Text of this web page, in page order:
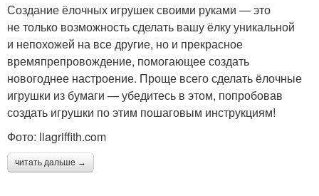
Создание ёлочных игрушек своими руками — это
не только возможность сделать вашу ёлку уникальной
и непохожей на все другие, но и прекрасное
времяпрепровождение, помогающее создать
новогоднее настроение. Проще всего сделать ёлочные
игрушки из бумаги — убедитесь в этом, попробовав
создать игрушки по этим пошаговым инструкциям!
Фото: liagriffith.com
читать дальше →